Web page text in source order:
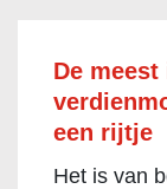
De
een rijtje
Het is van